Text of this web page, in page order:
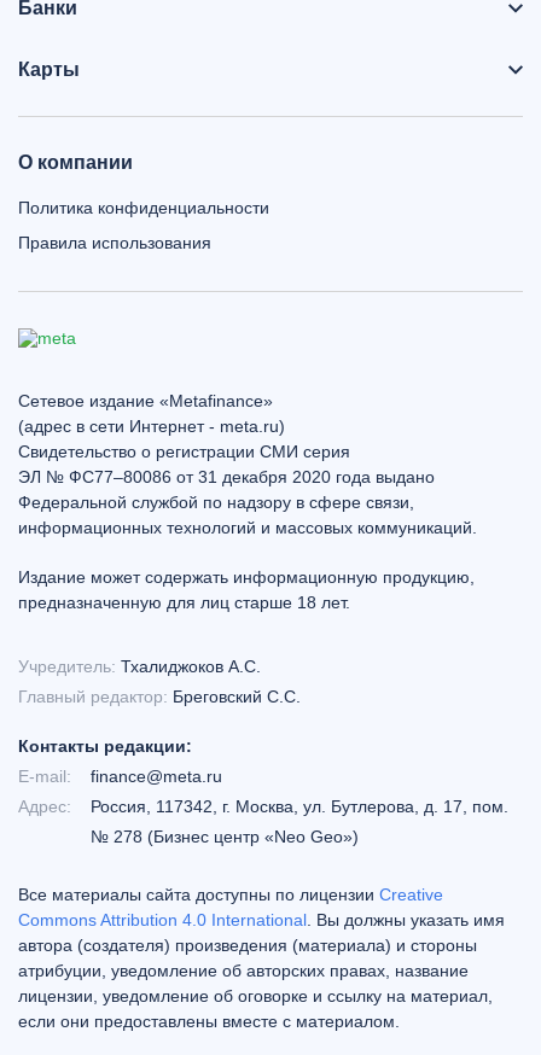
Банки
Карты
О компании
Политика конфиденциальности
Правила использования
Сетевое издание «Metafinance»
(адрес в сети Интернет - meta.ru)
Свидетельство о регистрации СМИ серия
ЭЛ № ФС77–80086 от 31 декабря 2020 года выдано
Федеральной службой по надзору в сфере связи,
информационных технологий и массовых коммуникаций.
Издание может содержать информационную продукцию,
предназначенную для лиц старше 18 лет.
Учредитель: Тхалиджоков А.С.
Главный редактор: Бреговский С.С.
Контакты редакции:
E-mail:
finance@meta.ru
Адрес:
Россия, 117342, г. Москва, ул. Бутлерова, д. 17, пом.
№ 278 (Бизнес центр «Neo Geo»)
Все материалы сайта доступны по лицензии Creative
Commons Attribution 4.0 International . Вы должны указать имя
автора (создателя) произведения (материала) и стороны
атрибуции, уведомление об авторских правах, название
лицензии, уведомление об оговорке и ссылку на материал,
если они предоставлены вместе с материалом.